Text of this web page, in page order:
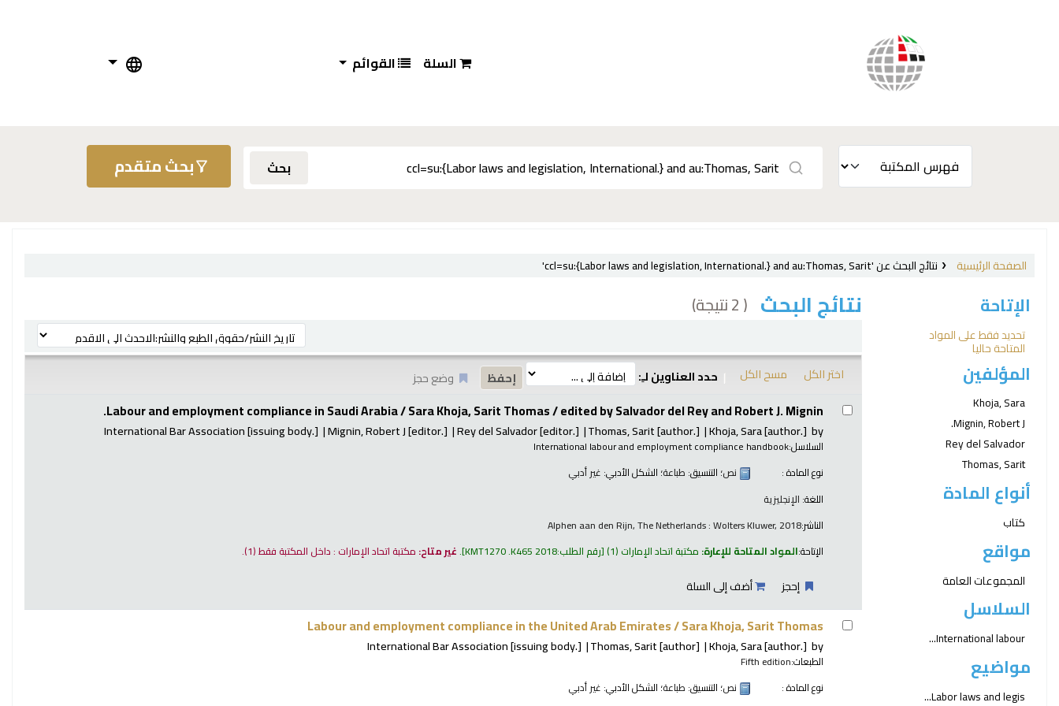
السلة القوائم
بحث بحث متقدم
الصفحة الرئيسية نتائج البحث عن 'ccl=su:{Labor laws and legislation, International.} and au:Thomas, Sarit'
الإتاحة
تحديد فقط على المواد
المتاحة حاليا
المؤلفين
Khoja, Sara
Mignin, Robert J.
Rey del Salvador
Thomas, Sarit
أنواع المادة
كتاب
مواقع
المجموعات العامة
السلاسل
International labour...
مواضيع
Labor laws and legis...
نتائج البحث ( 2 نتيجة)
ترتيب بواسطة:
اختر الكل مسح الكل حدد العناوين لـِ: وضع حجز
نتائج Labour and employment compliance in Saudi Arabia / Sara Khoja, Sarit Thomas /edited by Salvador del Rey and Robert J. Mignin.
by
Khoja, Sara[author.]
Thomas, Sarit[author.]
Rey del Salvador[editor.]
Mignin, Robert J[editor.]
International Bar Association[issuing body.]
السلاسل:International labour and employment compliance handbook
نوع المادة :
نص؛ التنسيق: طباعة؛ الشكل الأدبي: غير أدبي
اللغة: الإنجليزية
الناشر:Alphen aan den Rijn, The Netherlands : Wolters Kluwer, 2018
الإتاحة:المواد المتاحة للإعارة: مكتبة اتحاد الإمارات (1) رقم الطلب:KMT1270 .K465 2018
.غير متاح: مكتبة اتحاد الإمارات : داخل المكتبة فقط(1).
إحجز أضف إلى السلة
Labour and employment compliance in the United Arab Emirates /Sara Khoja, Sarit Thomas
by
Khoja, Sara[author.]
Thomas, Sarit[author]
International Bar Association[issuing body.]
الطبعات:Fifth edition
نوع المادة :
نص؛ التنسيق: طباعة؛ الشكل الأدبي: غير أدبي